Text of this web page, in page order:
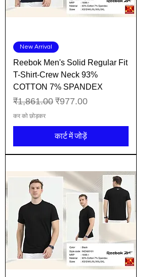
New Arrival
Reebok Men's Solid Regular Fit
T-Shirt-Crew Neck 93%
COTTON 7% SPANDEX
नियमित मूल्य
₹1,861.00 बिक्री मूल्य
₹977.00
कर को छोड़कर
कार्ट में जोड़ें